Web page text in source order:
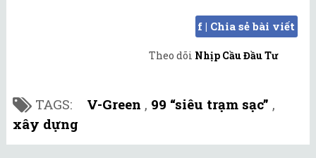
f | Chia sẻ bài viết
Theo dõi Nhịp Cầu Đầu Tư
TAGS: V-Green , 99 “siêu trạm sạc” ,
xây dựng